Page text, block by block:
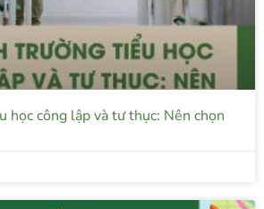
học công lập và tư thục: Nên chọn